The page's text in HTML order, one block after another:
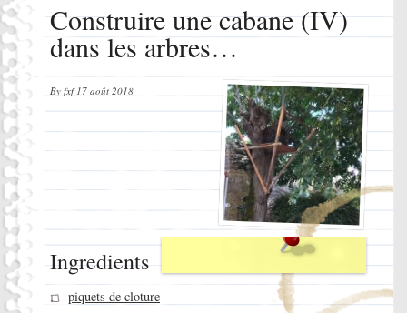
Construire une cabane (IV)
dans les arbres…
By fxf 17 août 2018
Ingredients
piquets de cloture